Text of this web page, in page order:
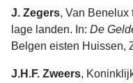
J. Zegers, Van Benelux
lage landen. In: De
Belgen eisten Huissen,
J.H.F. Zweers,